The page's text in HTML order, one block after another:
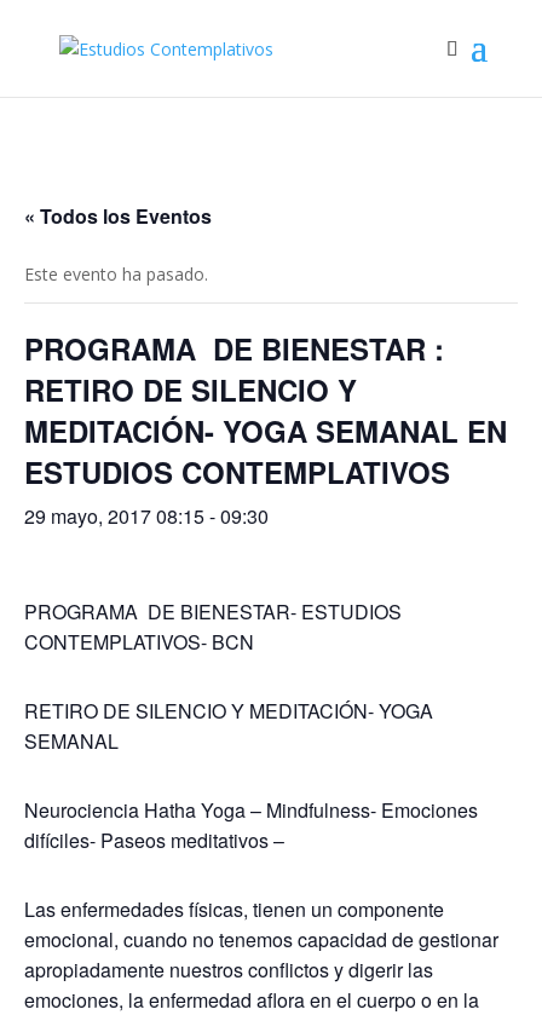
« Todos los Eventos
Este evento ha pasado.
PROGRAMA DE BIENESTAR :
RETIRO DE SILENCIO Y
MEDITACIÓN- YOGA SEMANAL EN
ESTUDIOS CONTEMPLATIVOS
29 mayo, 2017 08:15-09:30
PROGRAMA DE BIENESTAR- ESTUDIOS
CONTEMPLATIVOS- BCN
RETIRO DE SILENCIO Y MEDITACIÓN- YOGA
SEMANAL
Neurociencia Hatha Yoga – Mindfulness- Emociones
difíciles- Paseos meditativos –
Las enfermedades físicas, tienen un componente
emocional, cuando no tenemos capacidad de gestionar
apropiadamente nuestros conflictos y digerir las
emociones, la enfermedad aflora en el cuerpo o en la